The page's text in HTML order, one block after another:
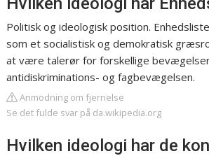
Politisk og ideologisk position.
som et socialistisk og demokratisk
at være talerør for forskellige
antidiskriminations- og fagbevægelsen.
Anmodning om fjernelse
Se det fulde svar på da.wikipedia.org
Hvilken ideologi har de